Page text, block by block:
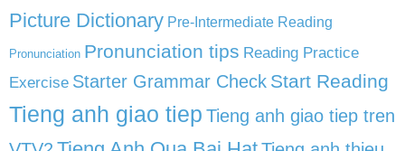
Picture Dictionary Pre-Intermediate Reading
Pronunciation Pronunciation tips Reading Practice
Exercise Starter Grammar Check Start Reading
Tieng anh giao tiep Tieng anh giao tiep tren